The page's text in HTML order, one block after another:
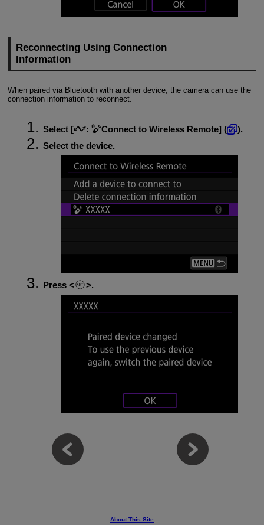
Reconnecting Using Connection
Information
When paired via Bluetooth with another device, the camera can use the
connection information to reconnect.
Select [ : Connect to Wireless Remote] (
).
Select the device.
Press .
About This Site